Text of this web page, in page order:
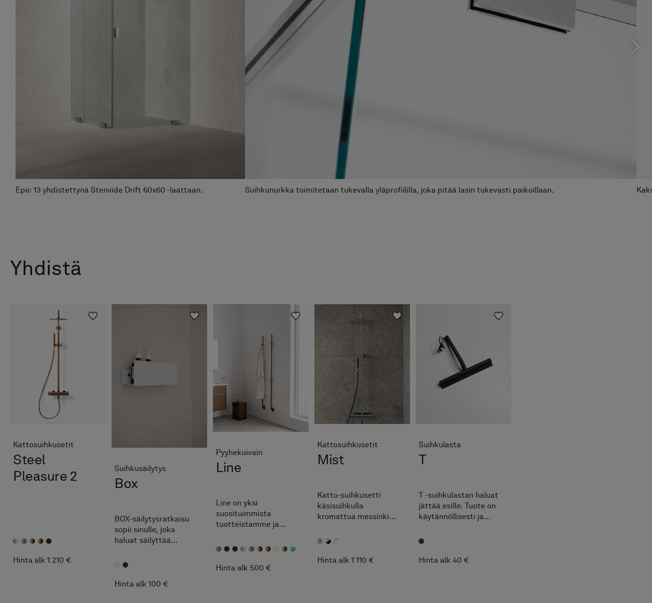
Epic 13 yhdistettynä Stenvide Drift 60x60 -laattaan. Suihkunurkka toimitetaan tukevalla yläprofiililla, joka pitää lasin tukevasti paikoillaan.
Yhdistä
Kattosuihkusetit
Steel
Pleasure 2
Hinta alk 1 210 €
Suihkusäilytys
Box
BOX-säilytysratkaisu
sopii sinulle, joka
haluat säilyttää
Sheivaushöylän saat
hyllyn sivuun.
Hinta alk 100 €
Pyyhekuivain
Line
Line on yksi
suosituimmista
tuotteistamme ja
pyyhekuivainten
lämmittää pyyhkeen
Hinta alk 500 €
Kattosuihkusetit
Mist
Katto-suihkusetti
käsisuihkulla
kromattua messinkiä.
useimpiin tyyleihin.
Inside.
Hinta alk 1 110 €
Suihkulasta
T
T -suihkulastan haluat
jättää esille. Tuote on
käytännöllisesti ja
se on valmistettu
silikonista, jossa on
Hinta alk 40 €